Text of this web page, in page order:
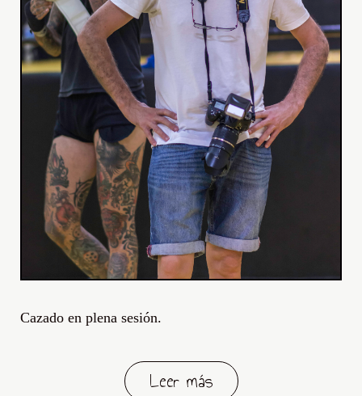
Cazado en plena sesión.
Leer más